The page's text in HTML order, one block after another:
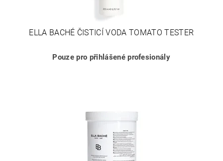
ELLA BACHÉ ČISTICÍ VODA TOMATO TESTER
Pouze pro přihlášené profesionály